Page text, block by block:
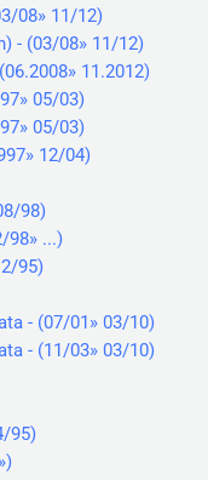
08» 11/12)
- (03/08» 11/12)
11.2012)
05/03)
05/03)
12/04)
98)
98» ...)
95)
- (07/01» 03/10)
- (11/03» 03/10)
95)